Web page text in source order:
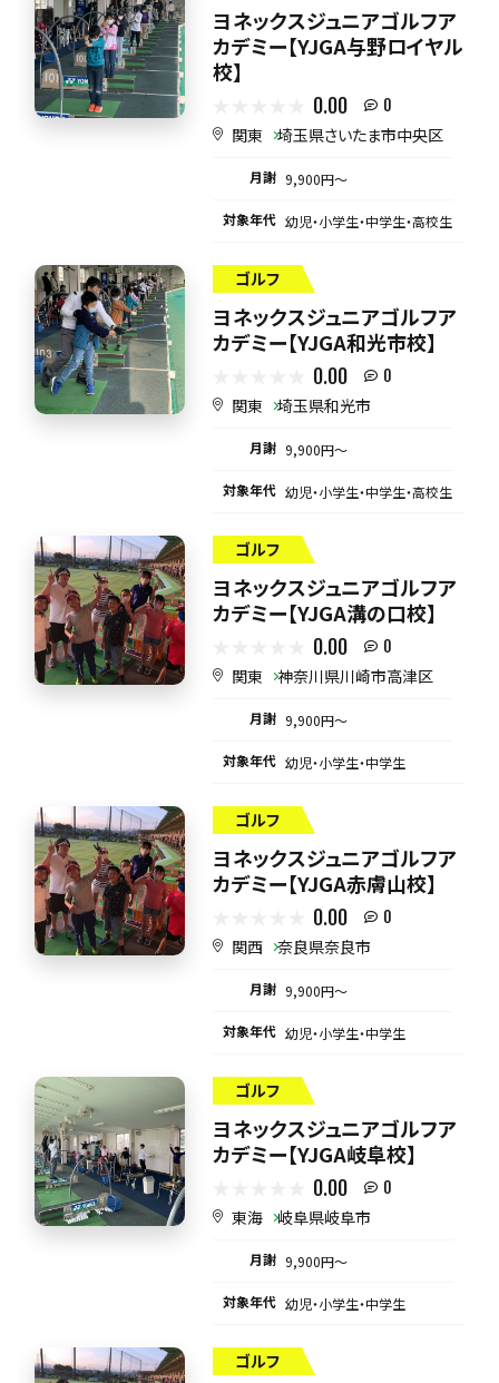
ヨネックスジュニアゴルフア
カデミー【YJGA与野ロイヤル
校】
0.00 0
関東 埼玉県さいたま市中央区
月謝 9,900円〜
対象年代 幼児・小学生・中学生・高校生
ゴルフ
ヨネックスジュニアゴルフア
カデミー【YJGA和光市校】
0.00 0
関東 埼玉県和光市
月謝 9,900円〜
対象年代 幼児・小学生・中学生・高校生
ゴルフ
ヨネックスジュニアゴルフア
カデミー【YJGA溝の口校】
0.00 0
関東 神奈川県川崎市高津区
月謝 9,900円〜
対象年代 幼児・小学生・中学生
ゴルフ
ヨネックスジュニアゴルフア
カデミー【YJGA赤膚山校】
0.00 0
関西 奈良県奈良市
月謝 9,900円〜
対象年代 幼児・小学生・中学生
ゴルフ
ヨネックスジュニアゴルフア
カデミー【YJGA岐阜校】
0.00 0
東海 岐阜県岐阜市
月謝 9,900円〜
対象年代 幼児・小学生・中学生
ゴルフ